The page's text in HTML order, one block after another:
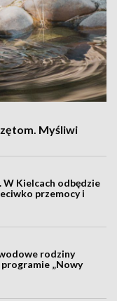
Myśliwi
W Kielcach odbędzie
przemocy i
rodziny
„Nowy